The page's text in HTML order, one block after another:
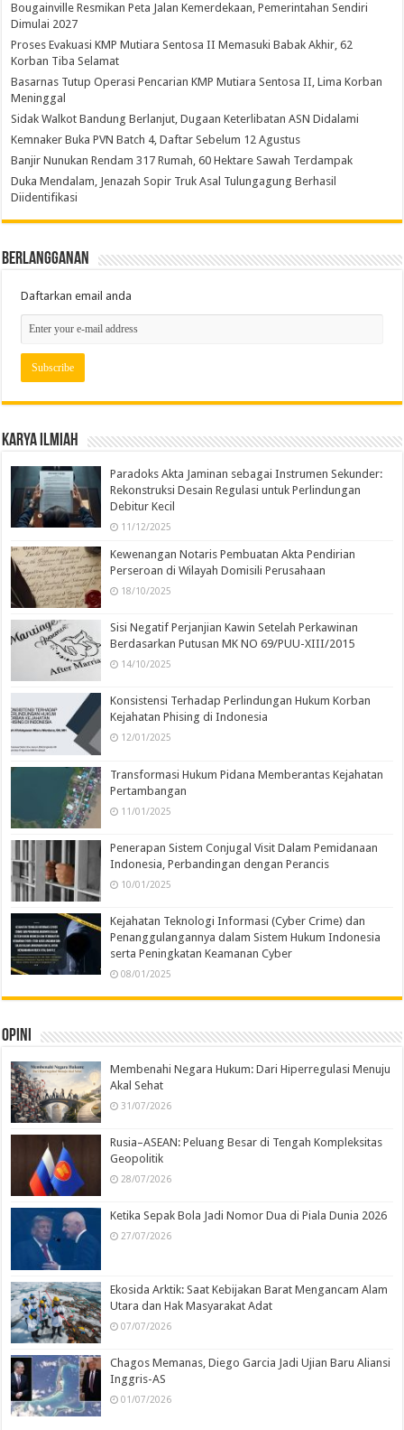
Bougainville Resmikan Peta Jalan Kemerdekaan, Pemerintahan Sendiri
Dimulai 2027
Proses Evakuasi KMP Mutiara Sentosa II Memasuki Babak Akhir, 62
Korban Tiba Selamat
Basarnas Tutup Operasi Pencarian KMP Mutiara Sentosa II, Lima Korban
Meninggal
Sidak Walkot Bandung Berlanjut, Dugaan Keterlibatan ASN Didalami
Kemnaker Buka PVN Batch 4, Daftar Sebelum 12 Agustus
Banjir Nunukan Rendam 317 Rumah, 60 Hektare Sawah Terdampak
Duka Mendalam, Jenazah Sopir Truk Asal Tulungagung Berhasil
Diidentifikasi
Berlangganan
Daftarkan email anda
Karya Ilmiah
Paradoks Akta Jaminan sebagai Instrumen Sekunder:
Rekonstruksi Desain Regulasi untuk Perlindungan
Debitur Kecil
11/12/2025
Kewenangan Notaris Pembuatan Akta Pendirian
Perseroan di Wilayah Domisili Perusahaan
18/10/2025
Sisi Negatif Perjanjian Kawin Setelah Perkawinan
Berdasarkan Putusan MK NO 69/PUU-XIII/2015
14/10/2025
Konsistensi Terhadap Perlindungan Hukum Korban
Kejahatan Phising di Indonesia
12/01/2025
Transformasi Hukum Pidana Memberantas Kejahatan
Pertambangan
11/01/2025
Penerapan Sistem Conjugal Visit Dalam Pemidanaan
Indonesia, Perbandingan dengan Perancis
10/01/2025
Kejahatan Teknologi Informasi (Cyber Crime) dan
Penanggulangannya dalam Sistem Hukum Indonesia
serta Peningkatan Keamanan Cyber
08/01/2025
Opini
Membenahi Negara Hukum: Dari Hiperregulasi Menuju
Akal Sehat
31/07/2026
Rusia–ASEAN: Peluang Besar di Tengah Kompleksitas
Geopolitik
28/07/2026
Ketika Sepak Bola Jadi Nomor Dua di Piala Dunia 2026
27/07/2026
Ekosida Arktik: Saat Kebijakan Barat Mengancam Alam
Utara dan Hak Masyarakat Adat
07/07/2026
Chagos Memanas, Diego Garcia Jadi Ujian Baru Aliansi
Inggris-AS
01/07/2026